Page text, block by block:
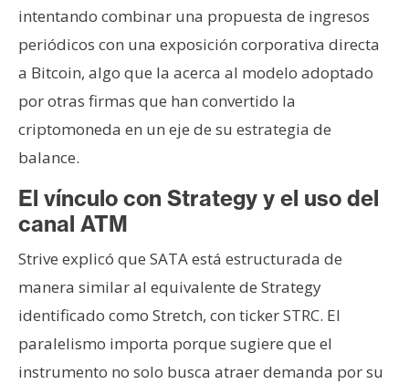
intentando combinar una propuesta de ingresos
periódicos con una exposición corporativa directa
a Bitcoin, algo que la acerca al modelo adoptado
por otras firmas que han convertido la
criptomoneda en un eje de su estrategia de
balance.
El vínculo con Strategy y el uso del
canal ATM
Strive explicó que SATA está estructurada de
manera similar al equivalente de Strategy
identificado como Stretch, con ticker STRC. El
paralelismo importa porque sugiere que el
instrumento no solo busca atraer demanda por su